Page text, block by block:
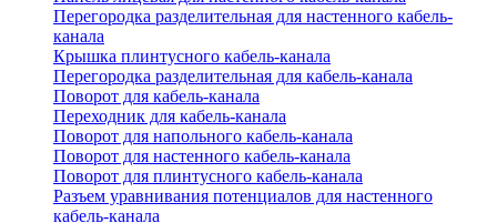
Перегородка разделительная для настенного кабель-
канала
Крышка плинтусного кабель-канала
Перегородка разделительная для кабель-канала
Поворот для кабель-канала
Переходник для кабель-канала
Поворот для напольного кабель-канала
Поворот для настенного кабель-канала
Поворот для плинтусного кабель-канала
Разъем уравнивания потенциалов для настенного
кабель-канала